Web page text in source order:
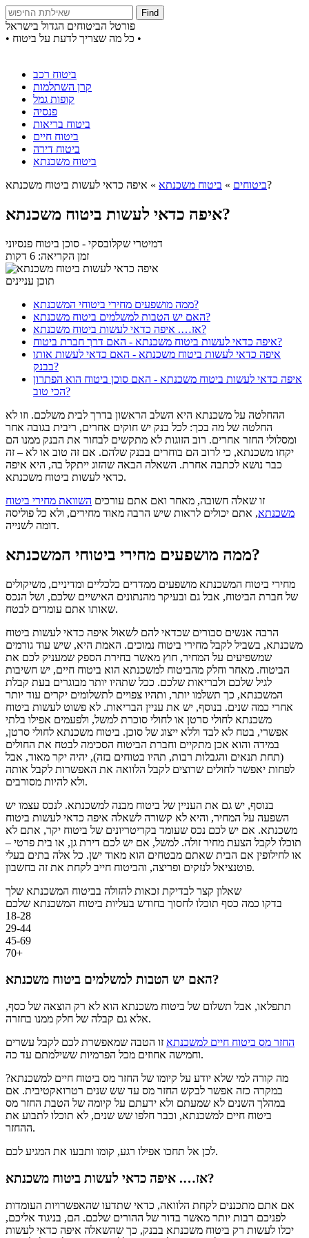
Find
פורטל הביטוחים הגדול בישראל
• כל מה שצריך לדעת על ביטוח •
ביטוח רכב
קרן השתלמות
קופות גמל
פנסיה
ביטוח בריאות
ביטוח חיים
ביטוח דירה
ביטוח משכנתא
ביטוחים » ביטוח משכנתא » איפה כדאי לעשות ביטוח משכנתא?
איפה כדאי לעשות ביטוח משכנתא?
דמיטרי שקלובסקי - סוכן ביטוח פנסיוני
זמן הקריאה: 6 דקות
תוכן עניינים
ממה מושפעים מחירי ביטוחי המשכנתא?
האם יש הטבות למשלמים ביטוח משכנתא?
אז…. איפה כדאי לעשות ביטוח משכנתא?
איפה כדאי לעשות ביטוח משכנתא - האם דרך חברת ביטוח?
איפה כדאי לעשות ביטוח משכנתא - האם כדאי לעשות אותו
בבנק?
איפה כדאי לעשות ביטוח משכנתא - האם סוכן ביטוח הוא הפתרון
הכי טוב?
ההחלטה על משכנתא היא השלב הראשון בדרך לבית משלכם. וזו לא
החלטה של מה בכך: לכל בנק יש חוקים אחרים, ריבית בגובה אחר
ומסלולי החזר אחרים. רוב הזוגות לא מתקשים לבחור את הבנק ממנו הם
יקחו משכנתא, כי לרוב הם בוחרים בבנק שלהם. אם זה טוב או לא – זה
כבר נושא לכתבה אחרת. השאלה הבאה שהזוג ייתקל בה, היא איפה
כדאי לעשות ביטוח משכנתא.
זו שאלה חשובה, מאחר ואם אתם עורכים השוואת מחירי ביטוח
משכנתא, אתם יכולים לראות שיש הרבה מאוד מחירים, ולא כל פוליסה
דומה לשנייה.
ממה מושפעים מחירי ביטוחי המשכנתא?
מחירי ביטוח המשכנתא מושפעים ממדדים כלכליים ומדיניים, משיקולים
של חברת הביטוח, אבל גם ובעיקר מהנתונים האישיים שלכם, ושל הנכס
שאותו אתם עומדים לבטח.
הרבה אנשים סבורים שכדאי להם לשאול איפה כדאי לעשות ביטוח
משכנתא, בשביל לקבל מחירי ביטוח נמוכים. האמת היא, שיש עוד גורמים
שמשפיעים על המחיר, חוץ מאשר בחירת הספק שמעניק לכם את
הביטוח. מאחר וחלק מהביטוח למשכנתא הוא ביטוח חיים, יש חשיבות
לגיל שלכם ולבריאות שלכם. ככל שתהיו יותר מבוגרים בעת קבלת
המשכנתא, כך תשלמו יותר, ותהיו צפויים לתשלומים יקרים עוד יותר
אחרי כמה שנים. בנוסף, יש את עניין הבריאות. לא פשוט לעשות ביטוח
משכנתא לחולי סרטן או לחולי סוכרת למשל, ולפעמים אפילו בלתי
אפשרי, בטח לא לבד וללא ייצוג של סוכן. ביטוח משכנתא לחולי סרטן,
במידה והוא אכן מתקיים וחברת הביטוח הסכימה לבטח את החולים
(תחת תנאים והגבלות רבות, תהיו בטוחים בזה), יהיה יקר מאוד, אבל
לפחות יאפשר לחולים שרוצים לקבל הלוואה את האפשרות לקבל אותה
ולא להיות מסורבים.
בנוסף, יש גם את העניין של ביטוח מבנה למשכנתא. לנכס עצמו יש
השפעה על המחיר, והיא לא קשורה לשאלה איפה כדאי לעשות ביטוח
משכנתא. אם יש לכם נכס שעומד בקריטריונים של ביטוח יקר, אתם לא
תוכלו לקבל הצעת מחיר זולה. למשל, אם יש לכם דירת גן, או בית פרטי –
או לחילופין אם הבית שאתם מבטחים הוא מאוד ישן. כל אלה בתים בעלי
פוטנציאל לנזקים ופריצה, והביטוח חייב לקחת את זה בחשבון.
שאלון קצר לבדיקת זכאות להזולה בביטוח המשכנתא שלך
בדקו כמה כסף תוכלו לחסוך בחודש בעליות ביטוח המשכנתא שלכם
18-28
29-44
45-69
70+
האם יש הטבות למשלמים ביטוח משכנתא?
תתפלאו, אבל תשלום של ביטוח משכנתא הוא לא רק הוצאה של כסף,
אלא גם קבלה של חלק ממנו בחזרה.
החזר מס ביטוח חיים למשכנתא זו הטבה שמאפשרת לכם לקבל עשרים
וחמישה אחוזים מכל הפרמיות ששילמתם עד כה.
מה קורה למי שלא יודע על קיומו של החזר מס ביטוח חיים למשכנתא?
במקרה כזה אפשר לבקש החזר מס עד שש שנים רטרואקטיבית. אם
במהלך השנים לא שמעתם ולא ידעתם על קיומה של הטבת החזר מס
ביטוח חיים למשכנתא, וכבר חלפו שש שנים, לא תוכלו לתבוע את
ההחזר.
לכן אל תחכו אפילו רגע, קומו ותבעו את המגיע לכם.
אז…. איפה כדאי לעשות ביטוח משכנתא?
אם אתם מתכננים לקחת הלוואה, כדאי שתדעו שהאפשרויות העומדות
לפניכם רבות יותר מאשר בדור של ההורים שלכם. הם, בניגוד אליכם,
יכלו לעשות רק ביטוח משכנתא בבנק, כך שהשאלה איפה כדאי לעשות